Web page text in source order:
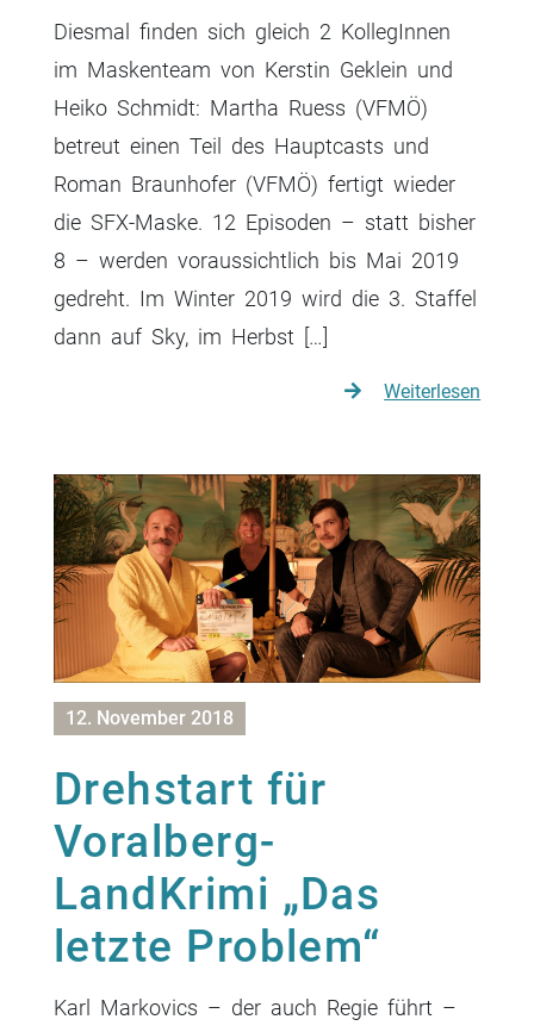
Diesmal finden sich gleich 2 KollegInnen
im Maskenteam von Kerstin Geklein und
Heiko Schmidt: Martha Ruess (VFMÖ)
betreut einen Teil des Hauptcasts und
Roman Braunhofer (VFMÖ) fertigt wieder
die SFX-Maske. 12 Episoden – statt bisher
8 – werden voraussichtlich bis Mai 2019
gedreht. Im Winter 2019 wird die 3. Staffel
dann auf Sky, im Herbst […]
Weiterlesen
12. November 2018
Drehstart für
Voralberg-
LandKrimi „Das
letzte Problem“
Karl Markovics – der auch Regie führt –